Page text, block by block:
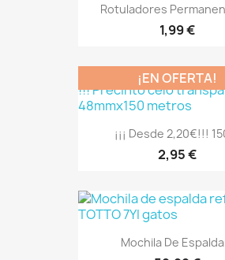
Rotuladores
1,99 €
¡¡¡ Desde 2,20€!!!
2,95 €
¡EN OFERTA!
Mochila De